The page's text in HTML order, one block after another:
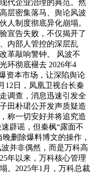
代企业治理的典范。然
层密集落马、舆论风波
人制度彻底异化崩塌。
宣告失败，不仅揭开了
内部人管控的深层乱
革敲响警钟。 风波不
环彻底褪去 2026年4
资本市场，让深陷舆论
12日，凤凰卫视台长秦
调查，消息迅速引发全
田朴珺公开发声质疑造
称一切安好并将追究造
辟谣，但秦枫“露面不
删除爆料博文的操作，
并非偶然，而是万科高
年以来，万科核心管理
。2025年1月，万科总裁